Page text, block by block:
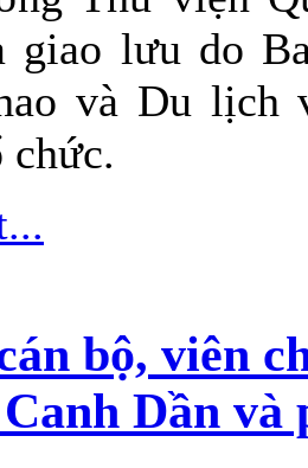
lưu do
và Du lịch
chức.
bộ, viên
Dần và